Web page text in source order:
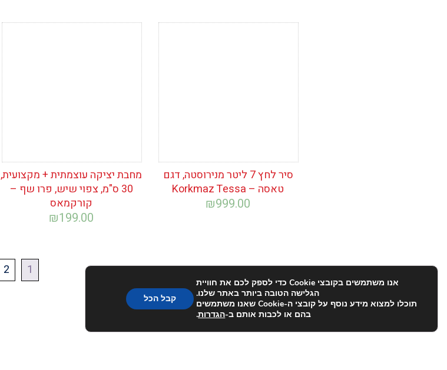
סיר לחץ 7 ליטר מנירוסטה, דגם
טאסה – Korkmaz Tessa
₪999.00
מחבת יציקה עוצמתית + מקצועית,
30 ס"מ, צפוי שיש, פרו שף –
קורקמאס
₪199.00
1
2
אנו משתמשים בקובצי Cookie כדי לספק לכם את חוויית
הגלישה הטובה ביותר באתר שלנו.
תוכלו למצוא מידע נוסף על קובצי ה-Cookie שאנו משתמשים
בהם או לכבות אותם ב-הגדרות.
קבל הכל